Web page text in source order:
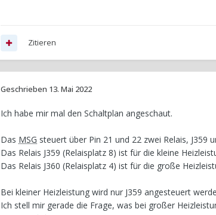
Zitieren
Geschrieben 13. Mai 2022
Ich habe mir mal den Schaltplan angeschaut.
Das MSG steuert über Pin 21 und 22 zwei Relais, J359
Das Relais J359 (Relaisplatz 8) ist für die kleine
Das Relais J360 (Relaisplatz 4) ist für die große
Bei kleiner Heizleistung wird nur J359 angesteuert
Ich stell mir gerade die Frage, was bei großer